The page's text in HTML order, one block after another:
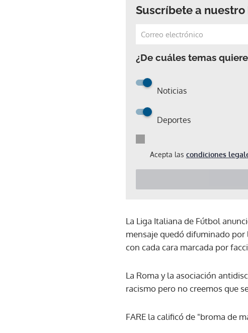
Suscríbete a
¿De cuáles temas
Noticias
Deportes
Acepta las condiciones
La Liga Italiana de Fútbol
mensaje quedó difuminado
con cada cara marcada por
La Roma y la asociación
racismo pero no creemos que
FARE la calificó de "broma de